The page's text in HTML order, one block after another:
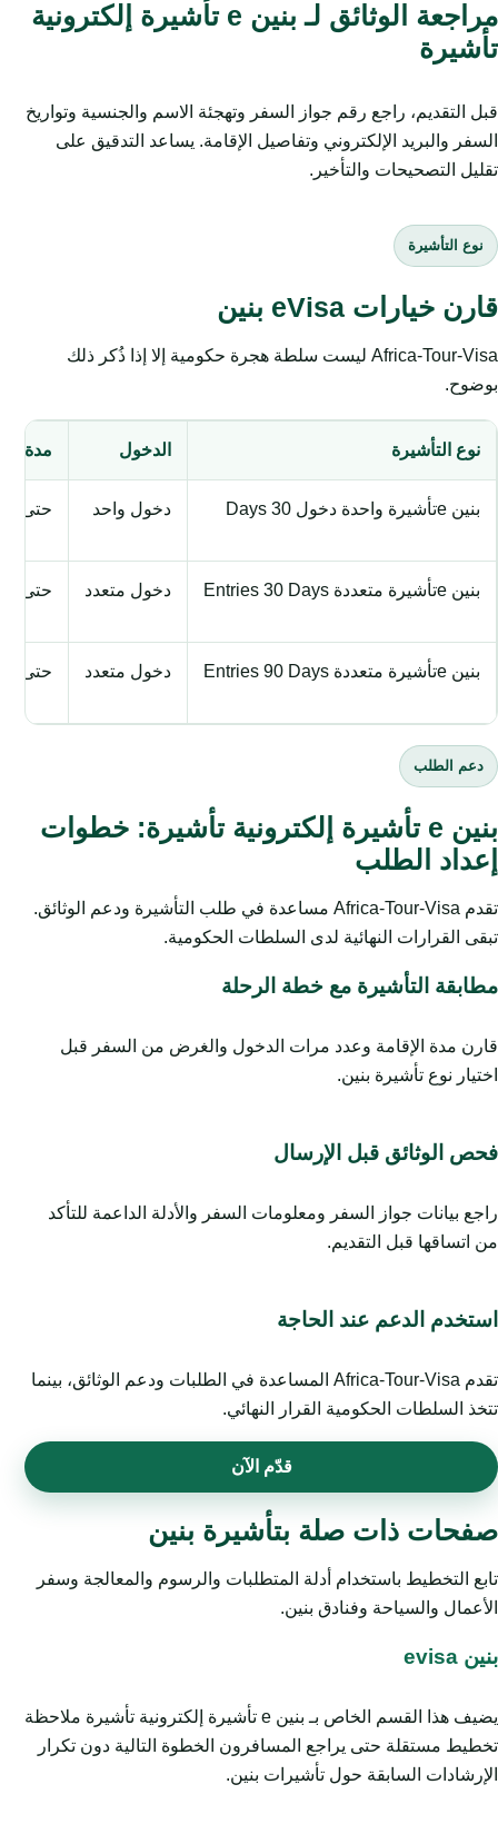
مراجعة الوثائق لـ بنين e تأشيرة إلكترونية
تأشيرة
قبل التقديم، راجع رقم جواز السفر وتهجئة الاسم والجنسية وتواريخ
السفر والبريد الإلكتروني وتفاصيل الإقامة. يساعد التدقيق على
تقليل التصحيحات والتأخير.
نوع التأشيرة
قارن خيارات eVisa بنين
Africa-Tour-Visa ليست سلطة هجرة حكومية إلا إذا ذُكر ذلك
بوضوح.
نوع التأشيرة الدخول مدة
بنين eتأشيرة واحدة دخول 30 Days دخول واحد حتى 30 يوماً
بنين eتأشيرة متعددة Entries 30 Days دخول متعدد حتى 30 يوماً
بنين eتأشيرة متعددة Entries 90 Days دخول متعدد حتى 90 يوماً
دعم الطلب
بنين e تأشيرة إلكترونية تأشيرة: خطوات
إعداد الطلب
تقدم Africa-Tour-Visa مساعدة في طلب التأشيرة ودعم الوثائق.
تبقى القرارات النهائية لدى السلطات الحكومية.
مطابقة التأشيرة مع خطة الرحلة
قارن مدة الإقامة وعدد مرات الدخول والغرض من السفر قبل
اختيار نوع تأشيرة بنين.
فحص الوثائق قبل الإرسال
راجع بيانات جواز السفر ومعلومات السفر والأدلة الداعمة للتأكد
من اتساقها قبل التقديم.
استخدم الدعم عند الحاجة
تقدم Africa-Tour-Visa المساعدة في الطلبات ودعم الوثائق، بينما
تتخذ السلطات الحكومية القرار النهائي.
قدّم الآن
صفحات ذات صلة بتأشيرة بنين
تابع التخطيط باستخدام أدلة المتطلبات والرسوم والمعالجة وسفر
الأعمال والسياحة وفنادق بنين.
بنين evisa
يضيف هذا القسم الخاص بـ بنين e تأشيرة إلكترونية تأشيرة ملاحظة
تخطيط مستقلة حتى يراجع المسافرون الخطوة التالية دون تكرار
الإرشادات السابقة حول تأشيرات بنين.